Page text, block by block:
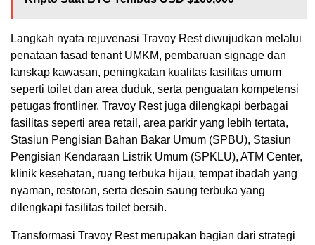
Langkah nyata rejuvenasi Travoy Rest diwujudkan melalui
penataan fasad tenant UMKM, pembaruan signage dan
lanskap kawasan, peningkatan kualitas fasilitas umum
seperti toilet dan area duduk, serta penguatan kompetensi
petugas frontliner. Travoy Rest juga dilengkapi berbagai
fasilitas seperti area retail, area parkir yang lebih tertata,
Stasiun Pengisian Bahan Bakar Umum (SPBU), Stasiun
Pengisian Kendaraan Listrik Umum (SPKLU), ATM Center,
klinik kesehatan, ruang terbuka hijau, tempat ibadah yang
nyaman, restoran, serta desain saung terbuka yang
dilengkapi fasilitas toilet bersih.
Transformasi Travoy Rest merupakan bagian dari strategi